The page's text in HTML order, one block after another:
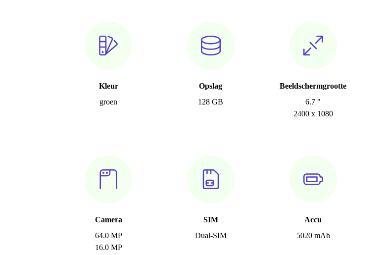
Kleur
groen
Opslag
128 GB
Beeldschermgrootte
6.7 "
2400 x 1080
Camera
64.0 MP
16.0 MP
SIM
Dual-SIM
Accu
5020 mAh